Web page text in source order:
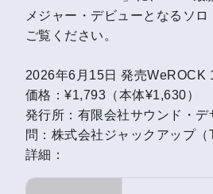
メジャー・デビューとなるソ
ご覧ください。
2026年6月15日 発売WeROCK
価格：¥1,793（本体¥1,630）
発行所：有限会社サウンド・デ
問：株式会社ジャックアップ（
詳細：